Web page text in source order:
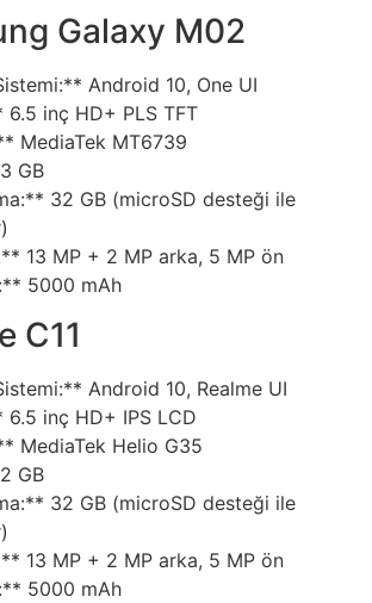
Galaxy M02
Android 10, One UI
inç HD+ PLS TFT
MediaTek MT6739
GB
32 GB (microSD desteği ile
13 MP + 2 MP arka, 5 MP ön
5000 mAh
C11
Android 10, Realme UI
inç HD+ IPS LCD
MediaTek Helio G35
GB
32 GB (microSD desteği ile
13 MP + 2 MP arka, 5 MP ön
5000 mAh